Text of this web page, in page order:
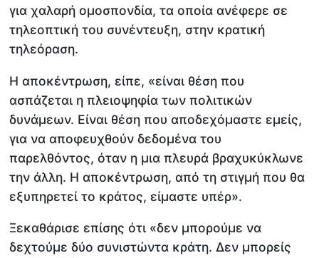
για χαλαρή ομοσπονδία, τα οποία ανέφερε σε
τηλεοπτική του συνέντευξη, στην κρατική
τηλεόραση.
Η αποκέντρωση, είπε, «είναι θέση που
ασπάζεται η πλειοψηφία των πολιτικών
δυνάμεων. Είναι θέση που αποδεχόμαστε εμείς,
για να αποφευχθούν δεδομένα του
παρελθόντος, όταν η μια πλευρά βραχυκύκλωνε
την άλλη. Η αποκέντρωση, από τη στιγμή που θα
εξυπηρετεί το κράτος, είμαστε υπέρ».
Ξεκαθάρισε επίσης ότι «δεν μπορούμε να
δεχτούμε δύο συνιστώντα κράτη. Δεν μπορείς